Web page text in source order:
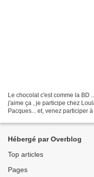
Le chocolat c'est comme la BD
j'aime ça , je participe chez
Pacques... et, venez participer
Hébergé par Overblog
Top articles
Pages